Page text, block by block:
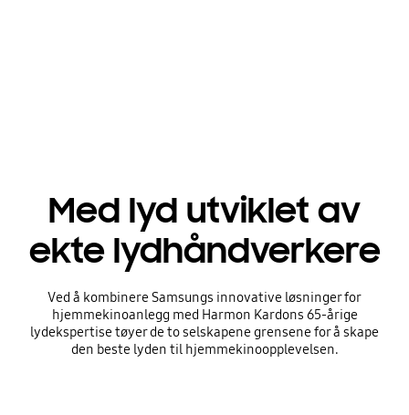
Med lyd utviklet av
ekte lydhåndverkere
Ved å kombinere Samsungs innovative løsninger for
hjemmekinoanlegg med Harmon Kardons 65-årige
lydekspertise tøyer de to selskapene grensene for å skape
den beste lyden til hjemmekinoopplevelsen.